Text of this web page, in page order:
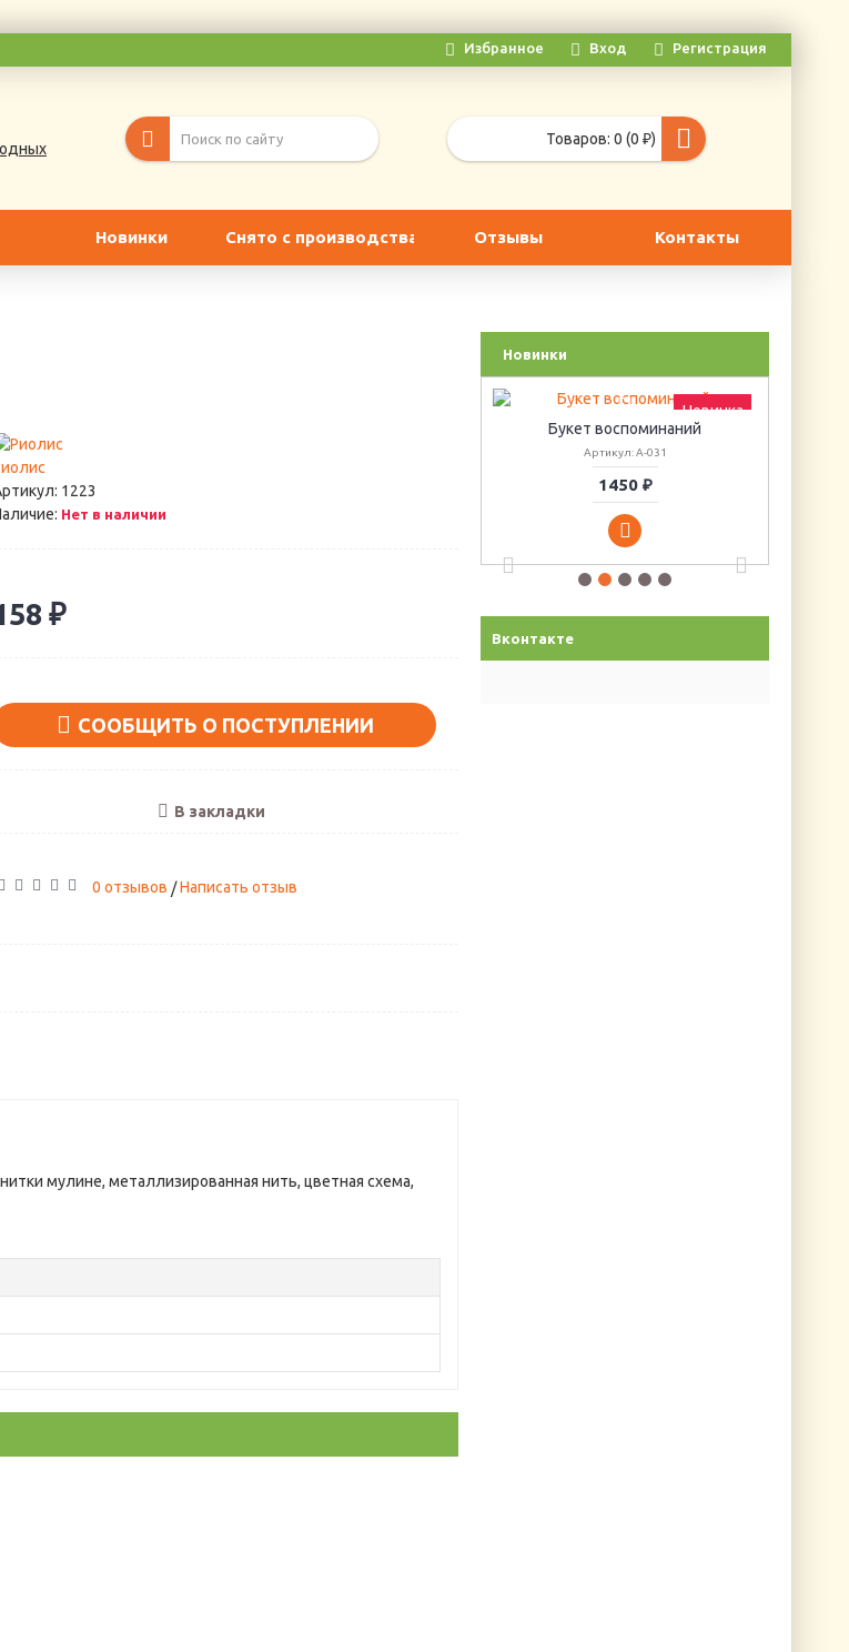
Избранное Вход Регистрация
Товаров: 0 (0 ₽)
Новинки Снято с производства Отзывы Контакты
Новинки
Новинка
Букет воспоминаний
Артикул: А-031
1450 ₽
Вконтакте
1223
Нет в наличии
₽
СООБЩИТЬ О ПОСТУПЛЕНИИ
В закладки
0 отзывов /Написать отзыв
мулине, металлизированная нить, цветная схема,